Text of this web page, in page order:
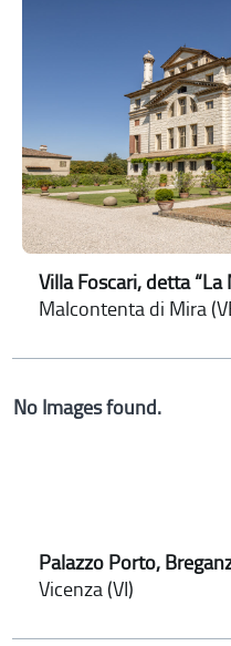
Villa Foscari, detta
Malcontenta di Mira
No Images found.
Palazzo Porto,
Vicenza (VI)